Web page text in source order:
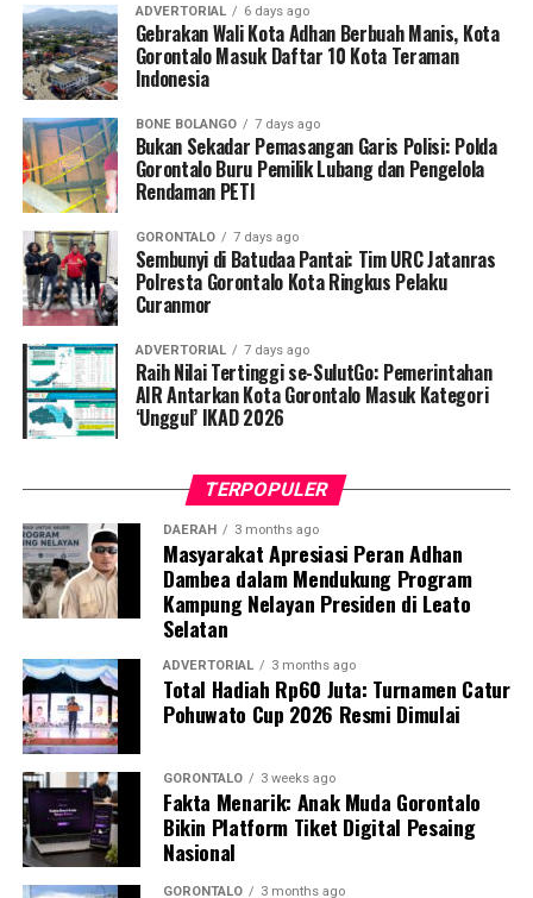
Koordinator Desa KKN-PK UNG Desa Luwoo, Taufik
Mohamad Nur, menyampaikan bahwa selain mengawal
teknis pelayanan medis, mahasiswa bertindak sebagai
edukator kesehatan masyarakat.
Penyuluhan difokuskan pada pemahaman mekanisme
penularan, pengenalan gejala awal, pentingnya
hingga tuntas, serta pengikisan stigma negatif terhadap
penyintas TBC di lingkungan warga.
“Literasi kesehatan warga adalah fondasi utama dalam
memutus rantai penularan TBC. Kami berupaya
menyampaikan edukasi yang persuasif dan mudah
dipahami agar warga tidak ragu melakukan pemeriksaan
apabila mengalami gejala batuk berkepanjangan,”
Selain skrining TBC, mahasiswa turut mendampingi
nakes Puskesmas Talaga Jaya dalam memberikan
pelayanan Cek Kesehatan Gratis (CKG), meliputi
pengukuran tekanan darah, cek kadar gula darah, dan
penapisan faktor risiko penyakit tidak menular (PTM)
sebagai upaya promotif-preventif.
Perwakilan DPL KKN-PK, Dr. dr. Vivien Novarina A.
Kasim, M.Kes., menegaskan bahwa keterlibatan
mahasiswa merupakan bentuk perwujudan Tri Dharma
Perguruan Tinggi dalam mengawal transformasi
layanan kesehatan primer.
“Kehadiran mahasiswa mempercepat jangkauan skema
ADVERTORIAL 6 days ago
Gebrakan Wali Kota Adhan Berbuah Manis, Kota
Gorontalo Masuk Daftar 10 Kota Teraman
Indonesia
BONE BOLANGO 7 days ago
Bukan Sekadar Pemasangan Garis Polisi: Polda
Gorontalo Buru Pemilik Lubang dan Pengelola
Rendaman PETI
GORONTALO 7 days ago
Sembunyi di Batudaa Pantai: Tim URC Jatanras
Polresta Gorontalo Kota Ringkus Pelaku
Curanmor
ADVERTORIAL 7 days ago
Raih Nilai Tertinggi se-SulutGo: Pemerintahan
AIR Antarkan Kota Gorontalo Masuk Kategori
‘Unggul’ IKAD 2026
TERPOPULER
DAERAH 3 months ago
Masyarakat Apresiasi Peran Adhan
Dambea dalam Mendukung Program
Kampung Nelayan Presiden di Leato
Selatan
ADVERTORIAL 3 months ago
Total Hadiah Rp60 Juta: Turnamen Catur
Pohuwato Cup 2026 Resmi Dimulai
GORONTALO 3 weeks ago
Fakta Menarik: Anak Muda Gorontalo
Bikin Platform Tiket Digital Pesaing
Nasional
GORONTALO 3 months ago